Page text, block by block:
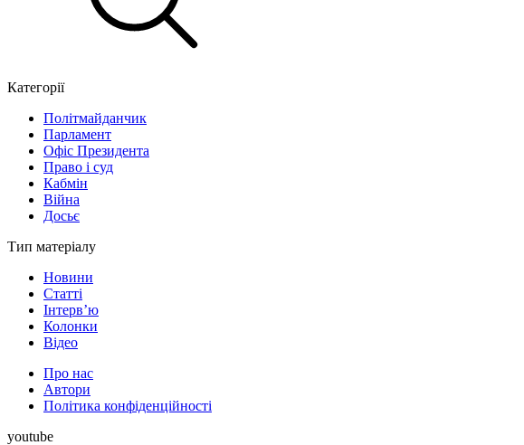
Категорії
Політмайданчик
Парламент
Офіс Президента
Право і суд
Кабмін
Війна
Досьє
Тип матеріалу
Новини
Статті
Інтерв’ю
Колонки
Відео
Про нас
Автори
Політика конфіденційності
youtube